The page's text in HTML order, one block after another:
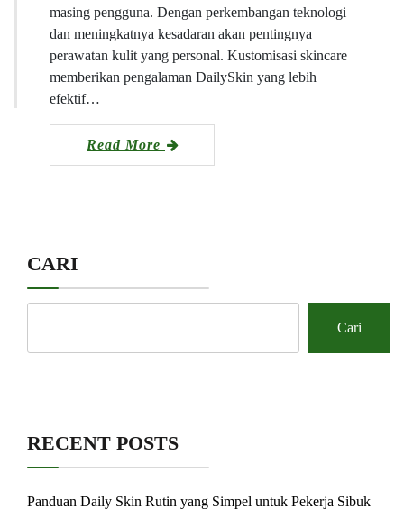
masing pengguna. Dengan perkembangan teknologi
dan meningkatnya kesadaran akan pentingnya
perawatan kulit yang personal. Kustomisasi skincare
memberikan pengalaman DailySkin yang lebih
efektif…
Read More
CARI
Cari
RECENT POSTS
Panduan Daily Skin Rutin yang Simpel untuk Pekerja Sibuk